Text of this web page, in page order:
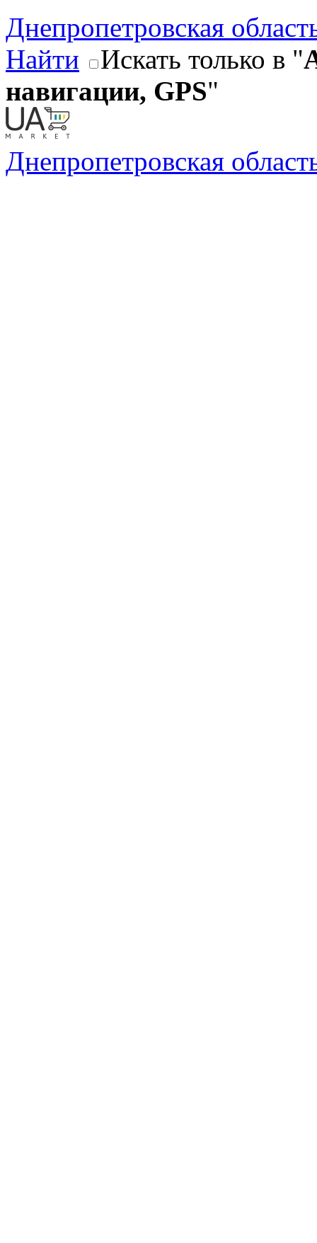
Днепропетровская
Найти
Искать только в "
навигации, GPS"
Днепропетровская